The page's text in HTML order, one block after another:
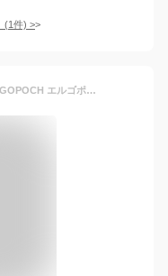
(1件) >
【ケアセット＋3年保証付＋α】 HERGOPOCH エルゴポック 財布MG2 Series MG2シリーズコインケース MG2W-MWメンズ 小銭入れ ミニマム財布 ミニマル財布 コンパクト財布 日本製 ギフト プレゼント ブランド